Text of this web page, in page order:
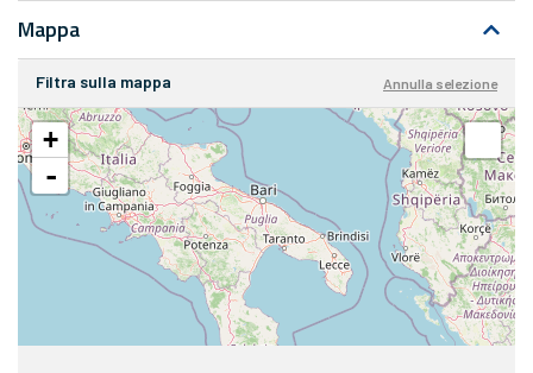
Mappa
Filtra sulla mappa Annulla selezione
+
-